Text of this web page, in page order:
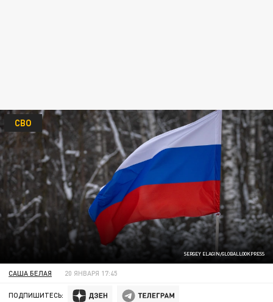
SERGEY ELAGIN/GLOBALLOOKPRESS
СВО
САША БЕЛАЯ 20 ЯНВАРЯ 17:45
ПОДПИШИТЕСЬ: